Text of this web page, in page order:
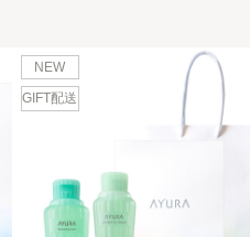
NEW
GIFT配送